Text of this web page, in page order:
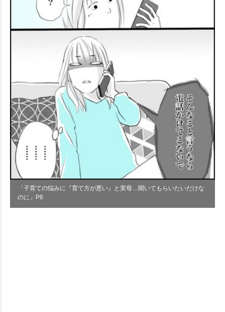
「子育ての悩みに『育て方が悪い』と実母…聞いてもらいたいだけな
のに」P6